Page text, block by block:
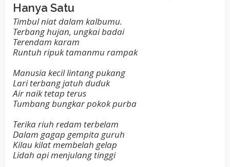
Hanya Satu
Timbul niat dalam kalbumu.
Terbang hujan, ungkai badai
Terendam karam
Runtuh ripuk tamanmu rampak
Manusia kecil lintang pukang
Lari terbang jatuh duduk
Air naik tetap terus
Tumbang bungkar pokok purba
Terika riuh redam terbelam
Dalam gagap gempita guruh
Kilau kilat membelah gelap
Lidah api menjulang tinggi